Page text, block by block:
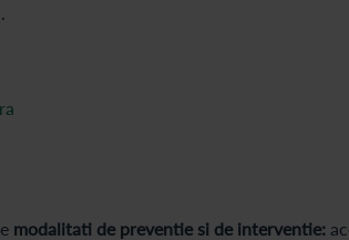
modalitati de preventie si de interventie: